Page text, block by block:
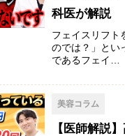
科医が解説
フェイスリフト
のでは？」とい
であるフェイ…
美容コラム
【医師解説